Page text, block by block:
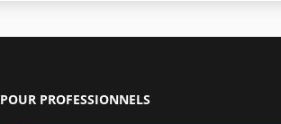
POUR PROFESSIONNELS